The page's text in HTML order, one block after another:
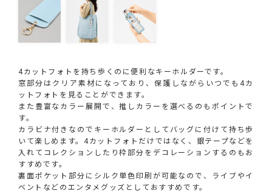
4カットフォトを持ち歩くのに便利なキーホルダーです。
窓部分はクリア素材になっており、保護しながらいつでも4カ
ットフォトを見ることができます。
また豊富なカラー展開で、推しカラーを選べるのもポイントで
す。
カラビナ付きなのでキーホルダーとしてバッグに付けて持ち歩
いて楽しめます。4カットフォトだけではなく、銀テープなどを
入れてコレクションしたり枠部分をデコレーションするのもお
すすめです。
裏面ポケット部分にシルク単色印刷が可能なので、ライブやイ
ベントなどのエンタメグッズとしておすすめです。